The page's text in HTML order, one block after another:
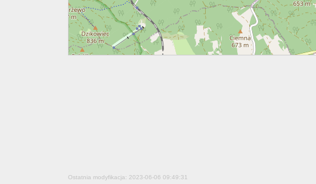
Ostatnia modyfikacja: 2023-06-06 09:49:31